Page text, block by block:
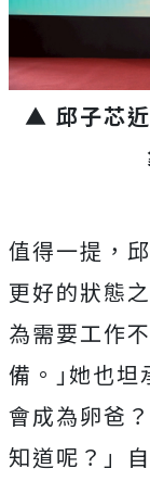
▲ 邱子芯近
值得一提，
更好的狀態
為需要工作
備。｣她也坦
會成為卵爸
知道呢？」